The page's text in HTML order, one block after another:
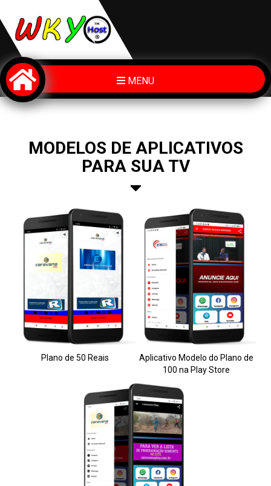
MENU
MODELOS DE APLICATIVOS
PARA SUA TV
Plano de 50 Reais
Aplicativo Modelo do Plano de
100 na Play Store